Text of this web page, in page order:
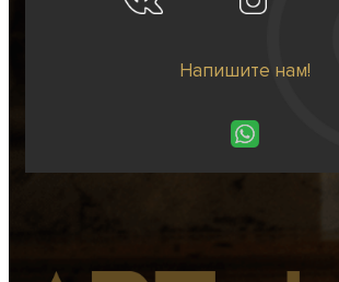
Напишите нам!